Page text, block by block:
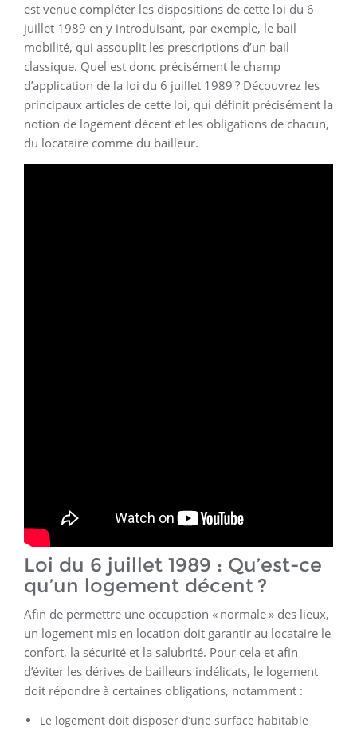
est venue compléter les dispositions de cette loi du 6
juillet 1989 en y introduisant, par exemple, le bail
mobilité, qui assouplit les prescriptions d’un bail
classique. Quel est donc précisément le champ
d’application de la loi du 6 juillet 1989 ? Découvrez les
principaux articles de cette loi, qui définit précisément la
notion de logement décent et les obligations de chacun,
du locataire comme du bailleur.
Loi du 6 juillet 1989 : Qu’est-ce
qu’un logement décent ?
Afin de permettre une occupation « normale » des lieux,
un logement mis en location doit garantir au locataire le
confort, la sécurité et la salubrité. Pour cela et afin
d’éviter les dérives de bailleurs indélicats, le logement
doit répondre à certaines obligations, notamment :
Le logement doit disposer d’une surface habitable